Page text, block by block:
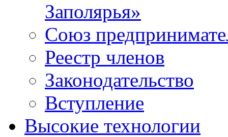
Заполярья»
Союз
Реестр членов
Законодательство
Вступление
Высокие технологии